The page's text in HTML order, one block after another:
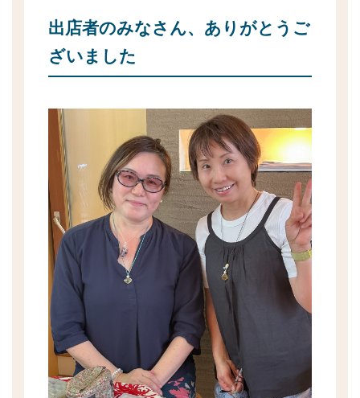
出店者のみなさん、ありがとうご
ざいました